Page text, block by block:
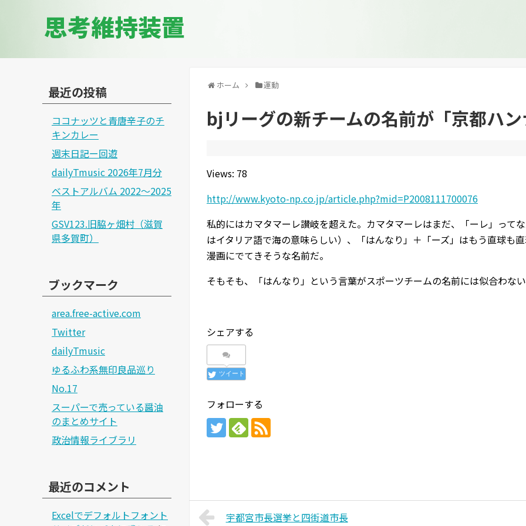
思考維持装置
ホーム 運動
bjリーグの新チームの名前が「京都ハン
Views: 78
http://www.kyoto-np.co.jp/article.php?mid=P2008111700076
私的にはカマタマーレ讃岐を超えた。カマタマーレはまだ、「ーレ」って
はイタリア語で海の意味らしい）、「はんなり」＋「ーズ」はもう直球も
漫画にでてきそうな名前だ。
そもそも、「はんなり」という言葉がスポーツチームの名前には似合わない
シェアする
ツイート
フォローする
宇都宮市長選挙と四街道市長
最近の投稿
ココナッツと青唐辛子のチ
キンカレー
週末日記ー回遊
dailyTmusic 2026年7月分
ベストアルバム 2022～2025
年
GSV123.旧脇ヶ畑村（滋賀
県多賀町）
ブックマーク
area.free-active.com
Twitter
dailyTmusic
ゆるふわ系無印良品巡り
No.17
スーパーで売っている醤油
のまとめサイト
政治情報ライブラリ
最近のコメント
Excelでデフォルトフォント